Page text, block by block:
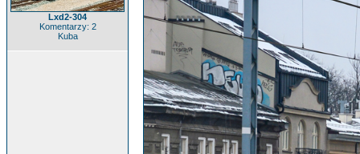
Lxd2-304
Komentarzy: 2
Kuba